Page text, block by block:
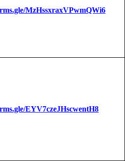
MzHssxraxVPwmQWi6
EYV7czeJHscwentH8